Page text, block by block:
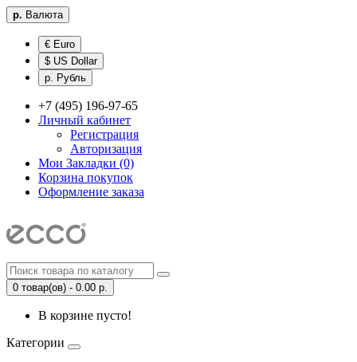
р. Валюта
€ Euro
$ US Dollar
р. Рубль
+7 (495) 196-97-65
Личный кабинет
Регистрация
Авторизация
Мои Закладки (0)
Корзина покупок
Оформление заказа
0 товар(ов) - 0.00 р.
В корзине пусто!
Категории